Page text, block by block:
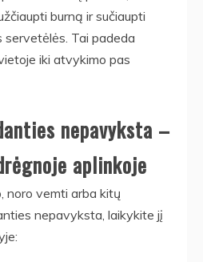
burną ir sučiaupti
Tai padeda
iki atvykimo pas
nepavyksta –
aplinkoje
noro vemti arba kitų
nepavyksta, laikykite jį